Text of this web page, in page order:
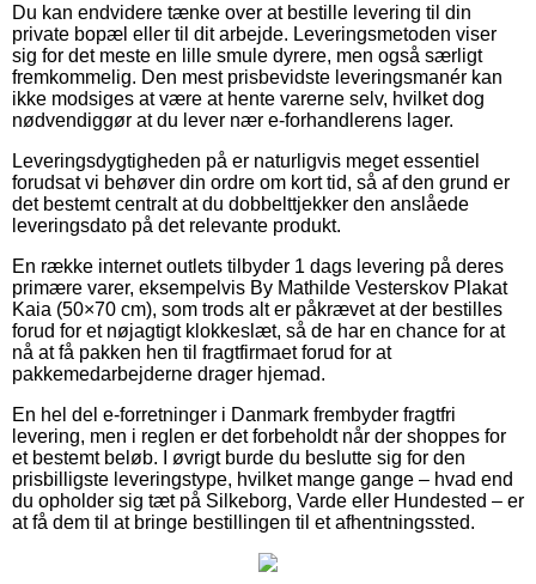
Du kan endvidere tænke over at bestille levering til din
private bopæl eller til dit arbejde. Leveringsmetoden viser
sig for det meste en lille smule dyrere, men også særligt
fremkommelig. Den mest prisbevidste leveringsmanér kan
ikke modsiges at være at hente varerne selv, hvilket dog
nødvendiggør at du lever nær e-forhandlerens lager.
Leveringsdygtigheden på er naturligvis meget essentiel
forudsat vi behøver din ordre om kort tid, så af den grund er
det bestemt centralt at du dobbelttjekker den anslåede
leveringsdato på det relevante produkt.
En række internet outlets tilbyder 1 dags levering på deres
primære varer, eksempelvis By Mathilde Vesterskov Plakat
Kaia (50×70 cm), som trods alt er påkrævet at der bestilles
forud for et nøjagtigt klokkeslæt, så de har en chance for at
nå at få pakken hen til fragtfirmaet forud for at
pakkemedarbejderne drager hjemad.
En hel del e-forretninger i Danmark frembyder fragtfri
levering, men i reglen er det forbeholdt når der shoppes for
et bestemt beløb. I øvrigt burde du beslutte sig for den
prisbilligste leveringstype, hvilket mange gange – hvad end
du opholder sig tæt på Silkeborg, Varde eller Hundested – er
at få dem til at bringe bestillingen til et afhentningssted.